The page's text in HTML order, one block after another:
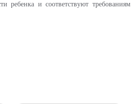
ребенка и соответствуют требованиям